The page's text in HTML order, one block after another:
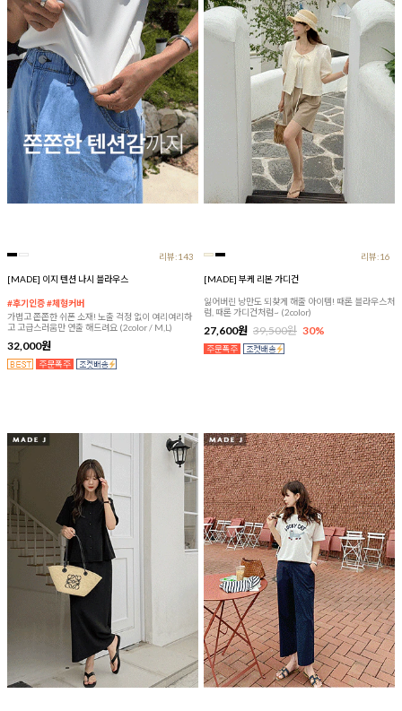
리뷰:143
[MADE] 이지 텐션 나시 블라우스
#후기인증 #체형커버
가볍고 쫀쫀한 쉬폰 소재! 노출 걱정 없이 여리여리하
고 고급스러움만 연출 해드려요 (2color / M,L)
32,000원
리뷰:16
[MADE] 부케 리본 가디건
잃어버린 낭만도 되찾게 해줄 아이템! 때론 블라우스처
럼, 때론 가디건처럼~ (2color)
27,600원 39,500원 30%